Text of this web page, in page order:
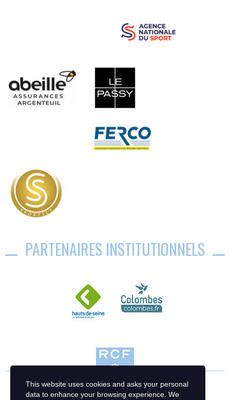
PARTENAIRES INSTITUTIONNELS
This website uses cookies and asks your personal
data to enhance your browsing experience. We